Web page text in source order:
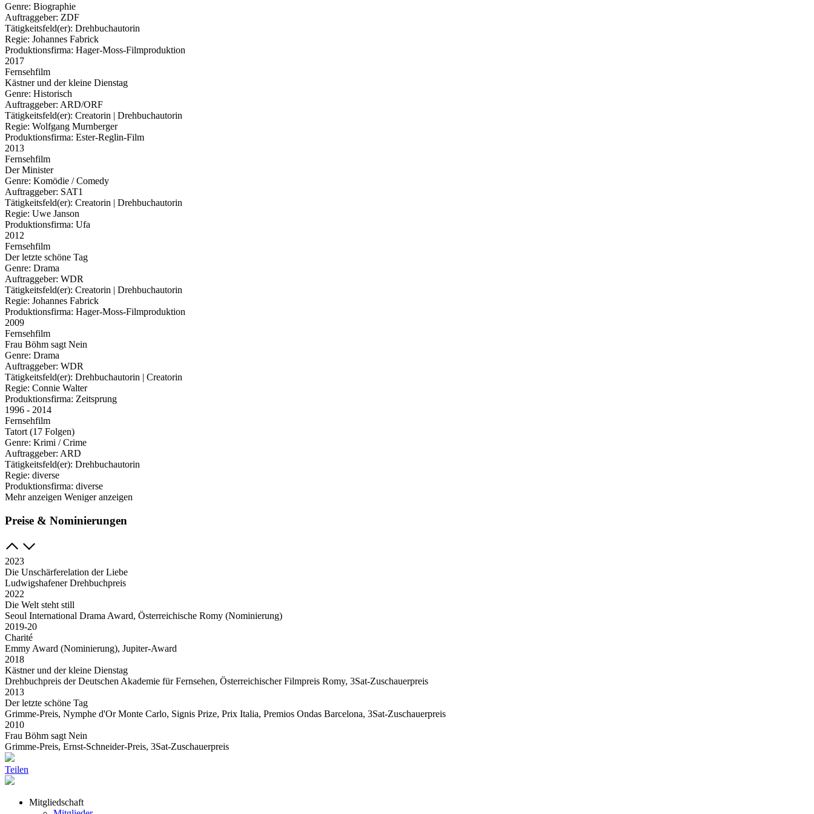
Genre: Biographie
Auftraggeber: ZDF
Tätigkeitsfeld(er): Drehbuchautorin
Regie: Johannes Fabrick
Produktionsfirma: Hager-Moss-Filmproduktion
2017
Fernsehfilm
Kästner und der kleine Dienstag
Genre: Historisch
Auftraggeber: ARD/ORF
Tätigkeitsfeld(er): Creatorin | Drehbuchautorin
Regie: Wolfgang Murnberger
Produktionsfirma: Ester-Reglin-Film
2013
Fernsehfilm
Der Minister
Genre: Komödie / Comedy
Auftraggeber: SAT1
Tätigkeitsfeld(er): Creatorin | Drehbuchautorin
Regie: Uwe Janson
Produktionsfirma: Ufa
2012
Fernsehfilm
Der letzte schöne Tag
Genre: Drama
Auftraggeber: WDR
Tätigkeitsfeld(er): Creatorin | Drehbuchautorin
Regie: Johannes Fabrick
Produktionsfirma: Hager-Moss-Filmproduktion
2009
Fernsehfilm
Frau Böhm sagt Nein
Genre: Drama
Auftraggeber: WDR
Tätigkeitsfeld(er): Drehbuchautorin | Creatorin
Regie: Connie Walter
Produktionsfirma: Zeitsprung
1996 - 2014
Fernsehfilm
Tatort (17 Folgen)
Genre: Krimi / Crime
Auftraggeber: ARD
Tätigkeitsfeld(er): Drehbuchautorin
Regie: diverse
Produktionsfirma: diverse
Mehr anzeigen Weniger anzeigen
Preise & Nominierungen
2023
Die Unschärferelation der Liebe
Ludwigshafener Drehbuchpreis
2022
Die Welt steht still
Seoul International Drama Award, Österreichische Romy (Nominierung)
2019-20
Charité
Emmy Award (Nominierung), Jupiter-Award
2018
Kästner und der kleine Dienstag
Drehbuchpreis der Deutschen Akademie für Fernsehen, Österreichischer Filmpreis Romy, 3Sat-Zuschauerpreis
2013
Der letzte schöne Tag
Grimme-Preis, Nymphe d'Or Monte Carlo, Signis Prize, Prix Italia, Premios Ondas Barcelona, 3Sat-Zuschauerpreis
2010
Frau Böhm sagt Nein
Grimme-Preis, Ernst-Schneider-Preis, 3Sat-Zuschauerpreis
Teilen
Mitgliedschaft